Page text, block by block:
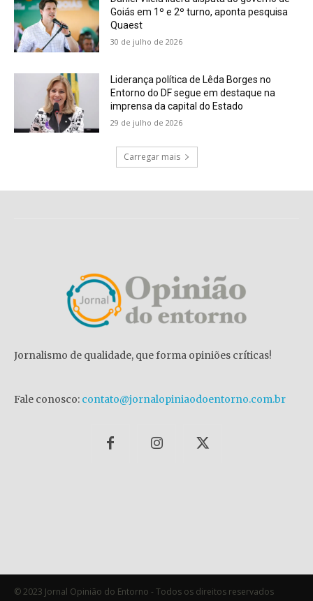
Goiás em 1º e 2º turno, aponta pesquisa
Quaest
30 de julho de 2026
Liderança política de Lêda Borges no
Entorno do DF segue em destaque na
imprensa da capital do Estado
29 de julho de 2026
Carregar mais
Jornalismo de qualidade, que forma opiniões críticas!
Fale conosco: contato@jornalopiniaodoentorno.com.br
© 2023 Jornal Opinião do Entorno - Todos os direitos reservados